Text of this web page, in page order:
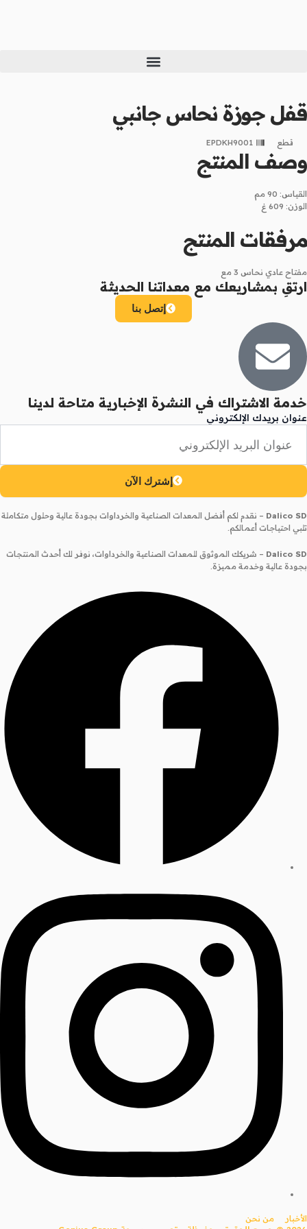
قفل جوزة نحاس جانبي
قطع EPDKH9001
وصف المنتج
القياس: 90 مم
الوزن: 609 غ
مرفقات المنتج
مفتاح عادي نحاس 3 مع
ارتقِ بمشاريعك مع معداتنا الحديثة
إتصل بنا
خدمة الاشتراك في النشرة الإخبارية متاحة لدينا
عنوان بريدك الإلكتروني
إشترك الآن
Dalico SD – نقدم لكم أفضل المعدات الصناعية والخرداوات بجودة عالية وحلول متكاملة
تلبي احتياجات أعمالكم.
Dalico SD – شريكك الموثوق للمعدات الصناعية والخرداوات، نوفر لك أحدث المنتجات
بجودة عالية وخدمة مميزة.
الأخبار
من نحن